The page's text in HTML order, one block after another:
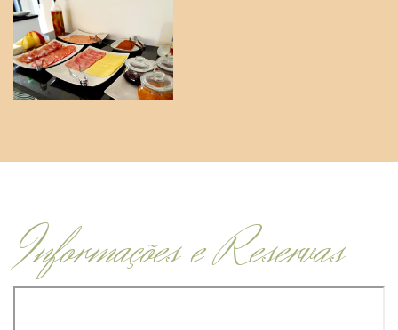
Informações e Reservas